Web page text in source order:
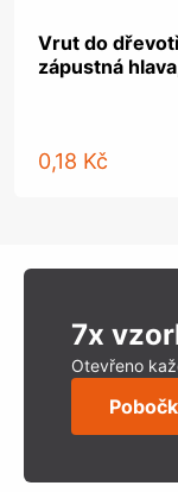
Vrut do
zápustná
0,18 Kč
7x
Otevřeno